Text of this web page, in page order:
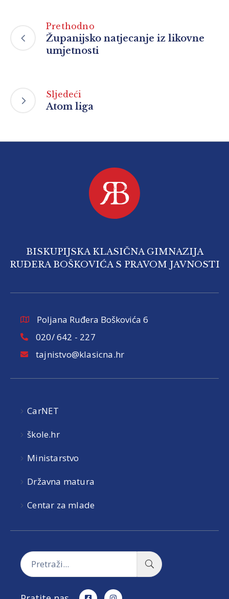
Prethodno
Županijsko natjecanje iz likovne
umjetnosti
Sljedeći
Atom liga
BISKUPIJSKA KLASIČNA GIMNAZIJA
RUĐERA BOŠKOVIĆA S PRAVOM JAVNOSTI
Poljana Ruđera Boškovića 6
020/ 642 - 227
tajnistvo@klasicna.hr
CarNET
škole.hr
Ministarstvo
Državna matura
Centar za mlade